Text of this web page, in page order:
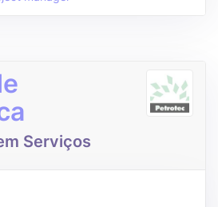
Serviços